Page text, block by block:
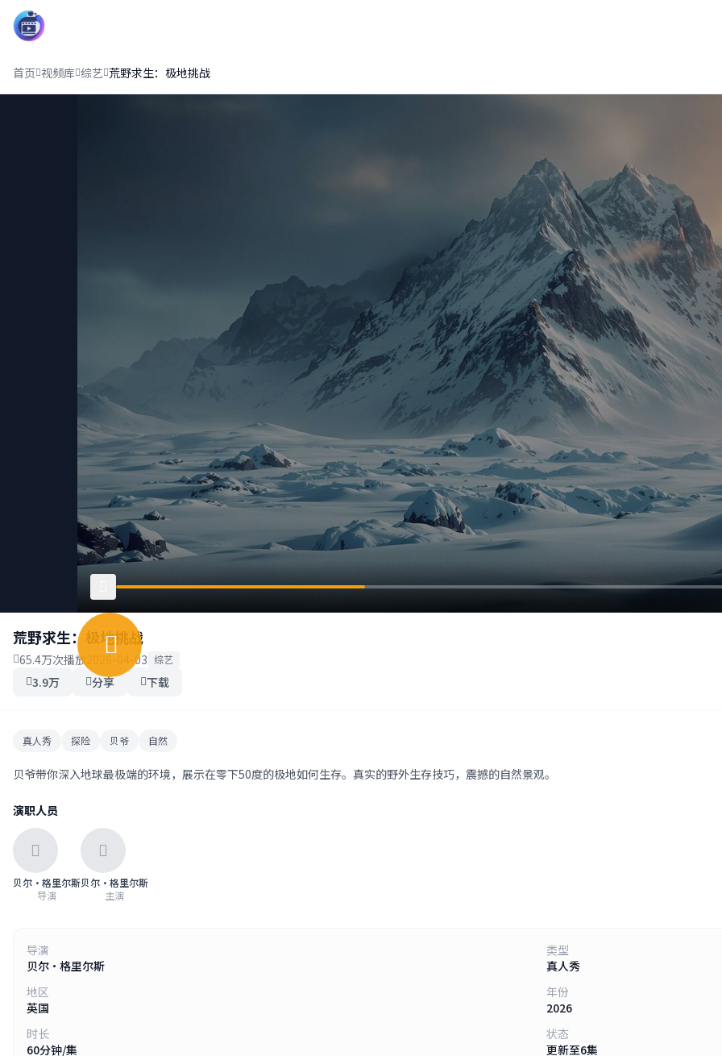
首页 视频库 综艺 荒野求生：极地挑战
荒野求生：极地挑战
65.4万次播放 2026-04-03 综艺
3.9万 分享 下载
真人秀 探险 贝爷 自然
贝爷带你深入地球最极端的环境，展示在零下50度的极地如何生存。真实的野外生存技巧，震撼的自然景观。
演职人员
贝尔·格里尔斯
导演
贝尔·格里尔斯
主演
导演
贝尔·格里尔斯
类型
真人秀
地区
英国
年份
2026
时长
60分钟/集
状态
更新至6集